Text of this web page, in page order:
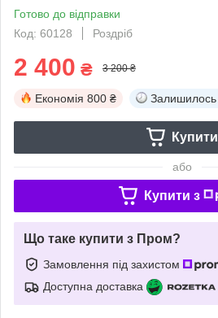
Готово до відправки
Код: 60128
Роздріб
2 400 ₴ 3 200 ₴
Економія 800 ₴ Залишилось
Купити
або
Купити з
Що таке купити з Пром?
Замовлення під захистом
Доступна доставка